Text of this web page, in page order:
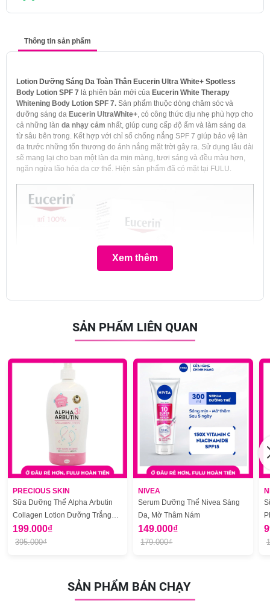
Thông tin sản phẩm
Lotion Dưỡng Sáng Da Toàn Thân Eucerin Ultra White+ Spotless
Body Lotion SPF 7 là phiên bản mới của Eucerin White Therapy
Whitening Body Lotion SPF 7. Sản phẩm thuộc dòng chăm sóc và
dưỡng sáng da Eucerin UltraWhite+ , có công thức dịu nhẹ phù hợp cho
cả những làn da nhạy cảm nhất, giúp cung cấp độ ẩm và làm sáng da
từ sâu bên trong. Kết hợp với chỉ số chống nắng SPF 7 giúp bảo vệ làn
da trước những tổn thương do ánh nắng mặt trời gây ra. Sử dụng lâu dài
sẽ mang lại cho bạn một làn da mịn màng, tươi sáng và đều màu hơn,
ngăn ngừa lão hóa da cơ thể. Hiện sản phẩm đã có mặt tại FULU.
Xem thêm
SẢN PHẨM LIÊN QUAN
PRECIOUS SKIN
Sữa Dưỡng Thể Alpha Arbutin
Collagen Lotion Dưỡng Trắng
Da Toàn Thân 500ml
199.000₫
395.000₫
NIVEA
Serum Dưỡng Thể Nivea Sáng
Da, Mờ Thâm Nám
149.000₫
179.000₫
SẢN PHẨM BÁN CHẠY